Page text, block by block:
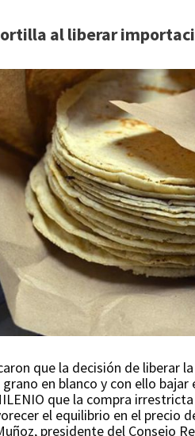
al liberar
que la decisión de
en blanco y con ello
que la compra
el equilibrio en el
presidente del Consejo